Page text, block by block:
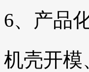
6、产品
机壳开模